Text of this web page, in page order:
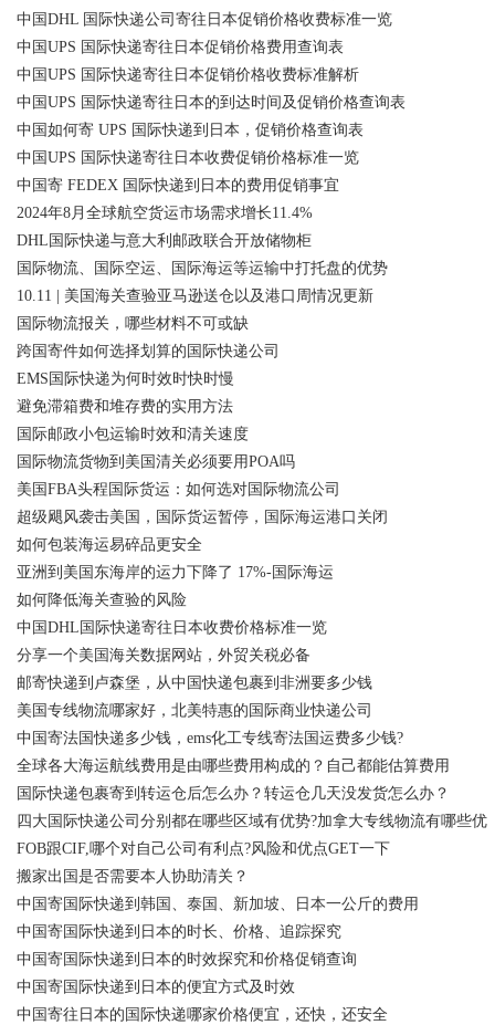
中国DHL 国际快递公司寄往日本促销价格收费标准一览
中国UPS 国际快递寄往日本促销价格费用查询表
中国UPS 国际快递寄往日本促销价格收费标准解析
中国UPS 国际快递寄往日本的到达时间及促销价格查询表
中国如何寄 UPS 国际快递到日本，促销价格查询表
中国UPS 国际快递寄往日本收费促销价格标准一览
中国寄 FEDEX 国际快递到日本的费用促销事宜
2024年8月全球航空货运市场需求增长11.4%
DHL国际快递与意大利邮政联合开放储物柜
国际物流、国际空运、国际海运等运输中打托盘的优势
10.11 | 美国海关查验亚马逊送仓以及港口周情况更新
国际物流报关，哪些材料不可或缺
跨国寄件如何选择划算的国际快递公司
EMS国际快递为何时效时快时慢
避免滞箱费和堆存费的实用方法
国际邮政小包运输时效和清关速度
国际物流货物到美国清关必须要用POA吗
美国FBA头程国际货运：如何选对国际物流公司
超级飓风袭击美国，国际货运暂停，国际海运港口关闭
如何包装海运易碎品更安全
亚洲到美国东海岸的运力下降了 17%-国际海运
如何降低海关查验的风险
中国DHL国际快递寄往日本收费价格标准一览
分享一个美国海关数据网站，外贸关税必备
邮寄快递到卢森堡，从中国快递包裹到非洲要多少钱
美国专线物流哪家好，北美特惠的国际商业快递公司
中国寄法国快递多少钱，ems化工专线寄法国运费多少钱?
全球各大海运航线费用是由哪些费用构成的？自己都能估算费用
国际快递包裹寄到转运仓后怎么办？转运仓几天没发货怎么办？
四大国际快递公司分别都在哪些区域有优势?加拿大专线物流有哪些优
FOB跟CIF,哪个对自己公司有利点?风险和优点GET一下
搬家出国是否需要本人协助清关？
中国寄国际快递到韩国、泰国、新加坡、日本一公斤的费用
中国寄国际快递到日本的时长、价格、追踪探究
中国寄国际快递到日本的时效探究和价格促销查询
中国寄国际快递到日本的便宜方式及时效
中国寄往日本的国际快递哪家价格便宜，还快，还安全